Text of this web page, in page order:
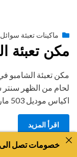
byengmansyPostedأغسطس 27, 2020
ماكينات تعبئة
مكن تعبئة
لحام من الظهر سنتر
اكياس موديل 503 ماركة مهندس…
اقرأ المزيد
خصومات تصل الى 40 % ... قد توجد اخطاء .. اتصل